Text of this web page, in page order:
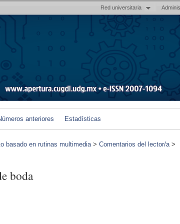
Red universitaria
anteriores Estadísticas
basado en rutinas multimedia> Comentarios del lector/a>
boda